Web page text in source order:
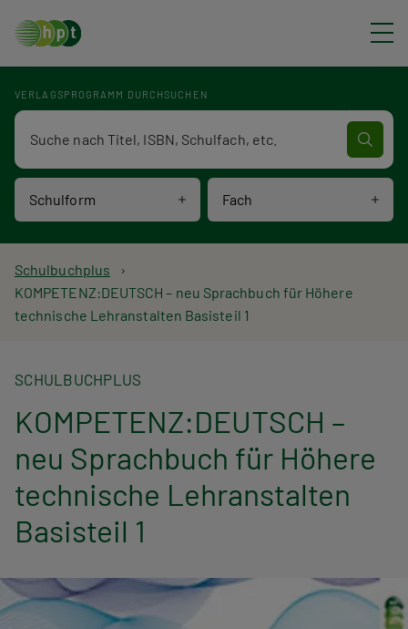
VERLAGSPROGRAMM DURCHSUCHEN
Schulform Fach
Verlagsprogramm Volltextsuche
P
f
d
n
a
v
i
g
a
Schulbuchplus
KOMPETENZ:DEUTSCH – neu Sprachbuch für Höhere
technische Lehranstalten Basisteil 1
SCHULBUCHPLUS
KOMPETENZ:DEUTSCH –
neu Sprachbuch für Höhere
technische Lehranstalten
Basisteil 1